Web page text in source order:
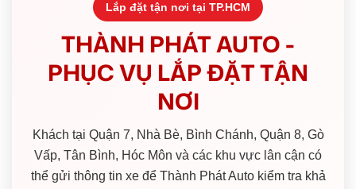
Lắp đặt tận nơi tại TP.HCM
THÀNH PHÁT AUTO -
PHỤC VỤ LẮP ĐẶT TẬN
NƠI
Khách tại Quận 7, Nhà Bè, Bình Chánh, Quận 8, Gò
Vấp, Tân Bình, Hóc Môn và các khu vực lân cận có
thể gửi thông tin xe để Thành Phát Auto kiểm tra khả